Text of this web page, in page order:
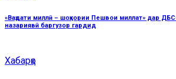
«Ваҳдати миллӣ – шоҳкории Пешвои миллат» дар
назариявӣ баргузор гардид
Хабарҳо